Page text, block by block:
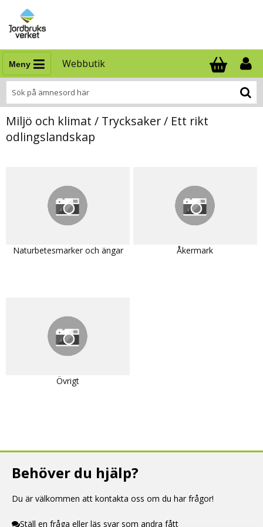
Meny Webbutik
Antal i
.
Miljö och klimat / Trycksaker / Ett rikt
odlingslandskap
Naturbetesmarker och ängar Åkermark
Övrigt
Behöver du hjälp?
Du är välkommen att kontakta oss om du har frågor!
Ställ en fråga eller läs svar som andra fått